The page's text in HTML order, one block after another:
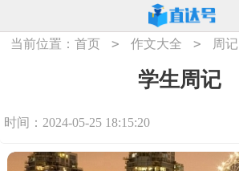
当前位置：首页 > 作文大全 > 周记
学生周记
时间：2024-05-25 18:15:20